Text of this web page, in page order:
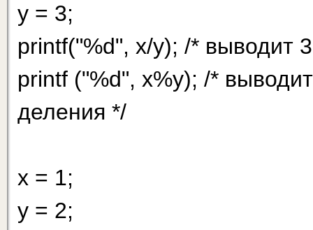
у = 3;
printf("%d", x/y); /* выводит
printf ("%d", х%у); /*
деления */
x = 1;
y = 2;